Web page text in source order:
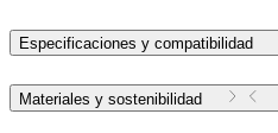
Especificaciones y compatibilidad
Materiales y sostenibilidad